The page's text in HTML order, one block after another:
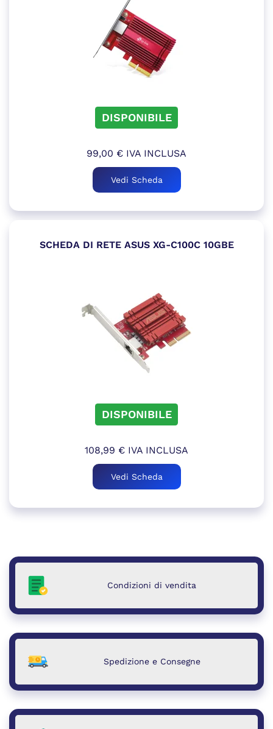
DISPONIBILE
99,00 € IVA INCLUSA
Vedi Scheda
SCHEDA DI RETE ASUS XG-C100C 10GBE
DISPONIBILE
108,99 € IVA INCLUSA
Vedi Scheda
Condizioni di vendita
Spedizione e Consegne